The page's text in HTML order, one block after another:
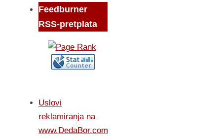
Feedburner
RSS-pretplata
Uslovi
reklamiranja na
www.DedaBor.com